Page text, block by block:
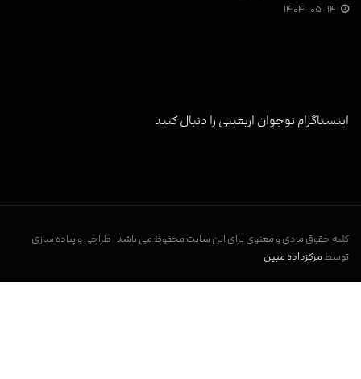
۱۴۰۴-۰۵-۱۴
اینستاگرام نوجوان اربعینی را دنبال کنید
کلیه حقوق مادی و معنوی برای این سایت محفوظ می باشد | طراحی و پیاده سازی
توسطمرکزداده مبین